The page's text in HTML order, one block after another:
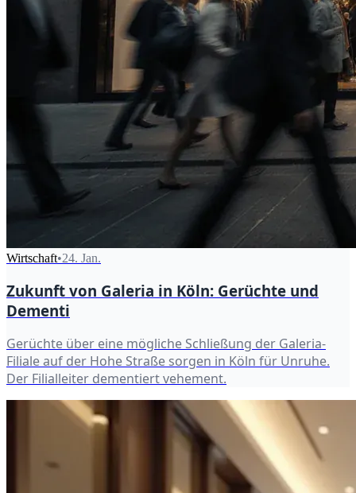
Wirtschaft•24. Jan.
Zukunft von Galeria in Köln: Gerüchte und
Dementi
Gerüchte über eine mögliche Schließung der Galeria-
Filiale auf der Hohe Straße sorgen in Köln für Unruhe.
Der Filialleiter dementiert vehement.